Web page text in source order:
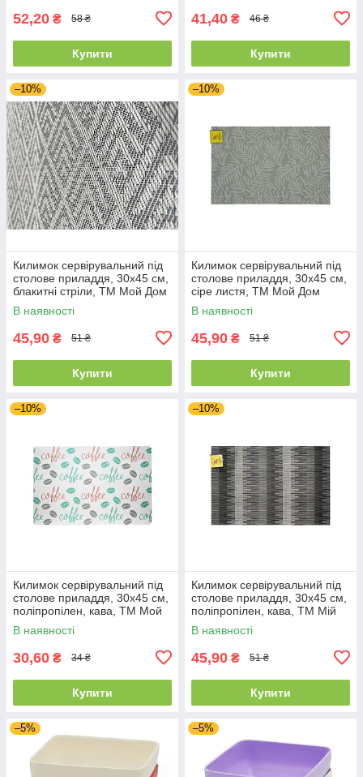
52,20 ₴ 58 ₴
Купити
41,40 ₴ 46 ₴
Купити
–10%
Килимок сервірувальний під
столове приладдя, 30х45 см,
блакитні стріли, ТМ Мой Дом
01435
В наявності
45,90 ₴ 51 ₴
Купити
–10%
Килимок сервірувальний під
столове приладдя, 30х45 см,
сіре листя, ТМ Мой Дом
01441
В наявності
45,90 ₴ 51 ₴
Купити
–10%
Килимок сервірувальний під
столове приладдя, 30х45 см,
поліпропілен, кава, ТМ Мой
Дом 01571
В наявності
30,60 ₴ 34 ₴
Купити
–10%
Килимок сервірувальний під
столове приладдя, 30х45 см,
поліпропілен, кава, ТМ Мій
Дім 01575
В наявності
45,90 ₴ 51 ₴
Купити
–5% –5%